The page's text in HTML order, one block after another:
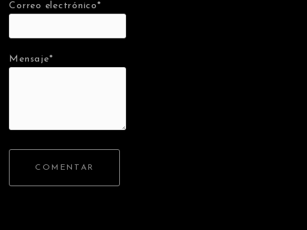
Correo electrónico*
Mensaje*
COMENTAR